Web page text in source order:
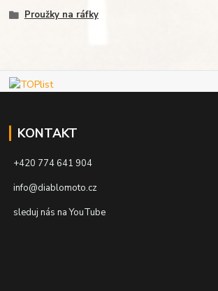
Proužky na ráfky
KONTAKT
+420 774 641 904
info@diablomoto.cz
sleduj nás na YouTube